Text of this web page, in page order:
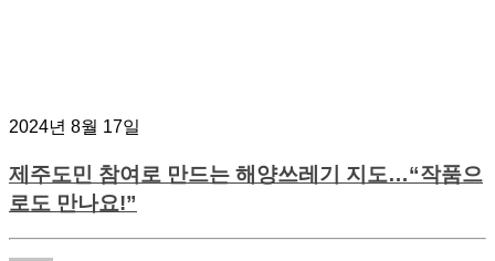
2024년 8월 17일
제주도민 참여로 만드는 해양쓰레기 지도…“작품으
로도 만나요!”